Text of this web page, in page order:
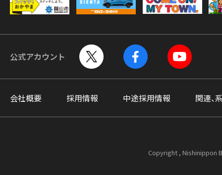
公式アカウント
会社概要 採用情報 中途採用情報 関連、
Copyright , Nishinippon